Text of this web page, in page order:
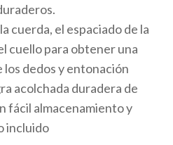
cuerda, el espaciado de la
cuello para obtener una
los dedos y entonación
acolchada duradera de
fácil almacenamiento y
incluido